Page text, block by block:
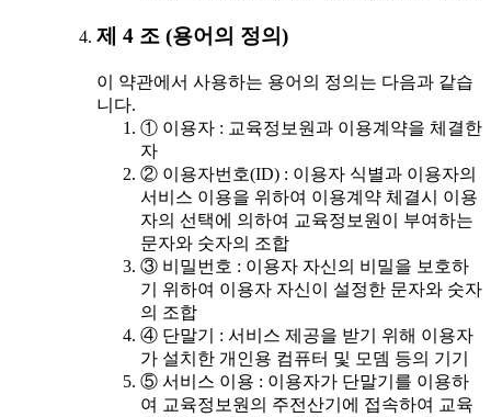
제 4 조 (용어의 정의)
이 약관에서 사용하는 용어의 정의는 다음과 같습
니다.
① 이용자 : 교육정보원과 이용계약을 체결한
자
② 이용자번호(ID) : 이용자 식별과 이용자의
서비스 이용을 위하여 이용계약 체결시 이용
자의 선택에 의하여 교육정보원이 부여하는
문자와 숫자의 조합
③ 비밀번호 : 이용자 자신의 비밀을 보호하
기 위하여 이용자 자신이 설정한 문자와 숫자
의 조합
④ 단말기 : 서비스 제공을 받기 위해 이용자
가 설치한 개인용 컴퓨터 및 모뎀 등의 기기
⑤ 서비스 이용 : 이용자가 단말기를 이용하
여 교육정보원의 주전산기에 접속하여 교육